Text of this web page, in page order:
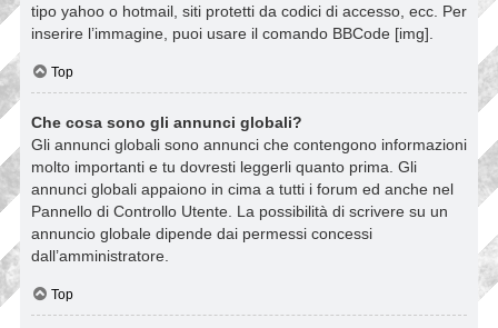
tipo yahoo o hotmail, siti protetti da codici di accesso, ecc. Per
inserire l’immagine, puoi usare il comando BBCode [img].
Top
Che cosa sono gli annunci globali?
Gli annunci globali sono annunci che contengono informazioni
molto importanti e tu dovresti leggerli quanto prima. Gli
annunci globali appaiono in cima a tutti i forum ed anche nel
Pannello di Controllo Utente. La possibilità di scrivere su un
annuncio globale dipende dai permessi concessi
dall’amministratore.
Top